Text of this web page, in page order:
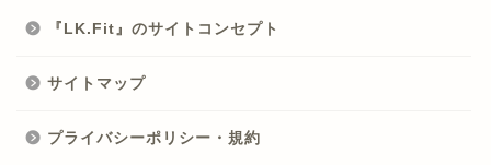
『LK.Fit』のサイトコンセプト
サイトマップ
プライバシーポリシー・規約